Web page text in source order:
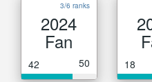
3/6 ranks
2024
Fan
42 50 18